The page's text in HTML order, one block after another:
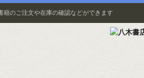
籍のご注文や在庫の確認などができます